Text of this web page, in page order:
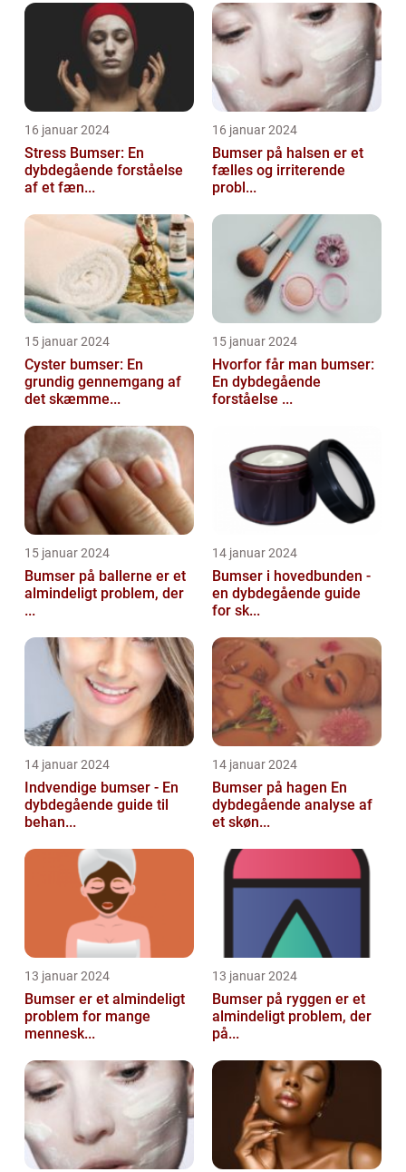
16 januar 2024
Stress Bumser: En
dybdegående forståelse
af et fæn...
16 januar 2024
Bumser på halsen er et
fælles og irriterende
probl...
15 januar 2024
Cyster bumser: En
grundig gennemgang af
det skæmme...
15 januar 2024
Hvorfor får man bumser:
En dybdegående
forståelse ...
15 januar 2024
Bumser på ballerne er et
almindeligt problem, der
...
14 januar 2024
Bumser i hovedbunden -
en dybdegående guide
for sk...
14 januar 2024
Indvendige bumser - En
dybdegående guide til
behan...
14 januar 2024
Bumser på hagen En
dybdegående analyse af
et skøn...
13 januar 2024
Bumser er et almindeligt
problem for mange
mennesk...
13 januar 2024
Bumser på ryggen er et
almindeligt problem, der
på...